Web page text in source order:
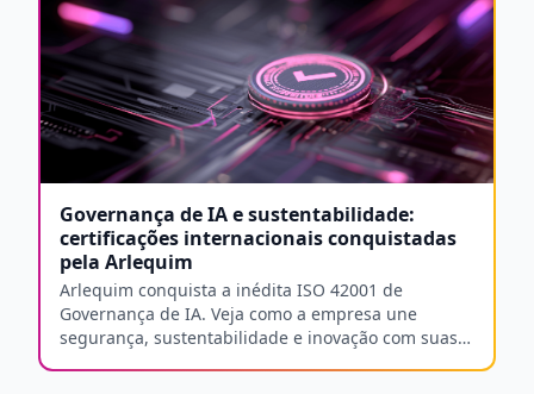
Governança de IA e sustentabilidade:
certificações internacionais conquistadas
pela Arlequim
Arlequim conquista a inédita ISO 42001 de
Governança de IA. Veja como a empresa une
segurança, sustentabilidade e inovação com suas